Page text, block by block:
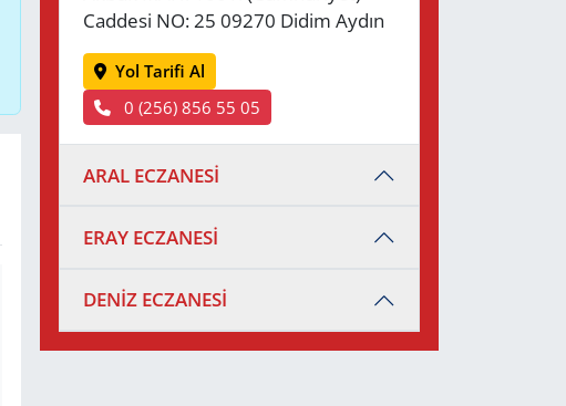
Caddesi NO: 25 09270 Didim Aydın
Yol Tarifi Al
0 (256) 856 55 05
ARAL ECZANESİ
ERAY ECZANESİ
DENİZ ECZANESİ